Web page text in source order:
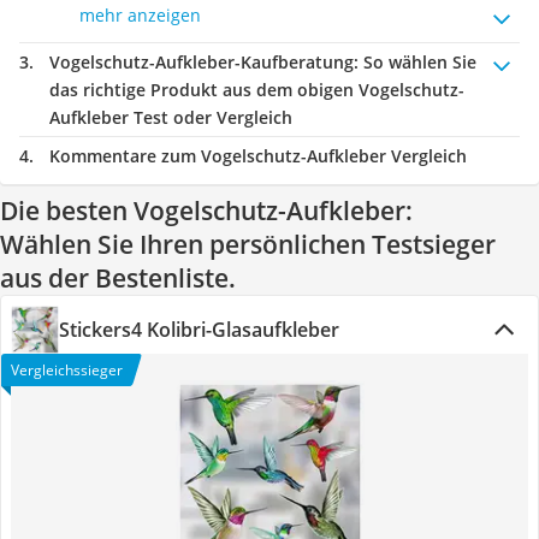
mehr anzeigen
Vogelschutz-Aufkleber-Kaufberatung: So wählen Sie
das richtige Produkt aus dem obigen Vogelschutz-
Aufkleber Test oder Vergleich
Kommentare zum Vogelschutz-Aufkleber Vergleich
Die besten Vogelschutz-Aufkleber:
Wählen Sie Ihren persönlichen Testsieger
aus der Bestenliste.
Stickers4 Kolibri-Glasaufkleber
Vergleichssieger